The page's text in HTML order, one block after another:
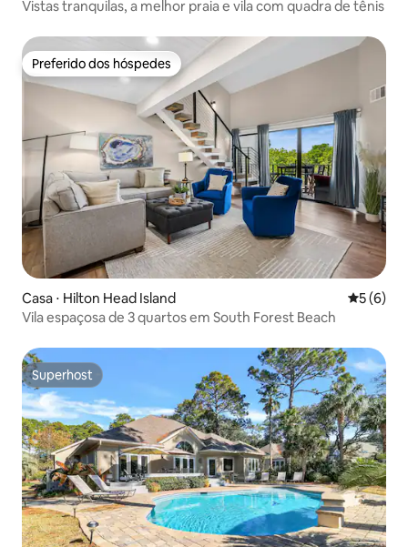
Vistas tranquilas, a melhor praia e vila com quadra de tênis
Preferido dos hóspedes
Preferido dos hóspedes
Casa ⋅ Hilton Head Island 5 de
5 (6)
Vila espaçosa de 3 quartos em South Forest Beach
Superhost
Superhost